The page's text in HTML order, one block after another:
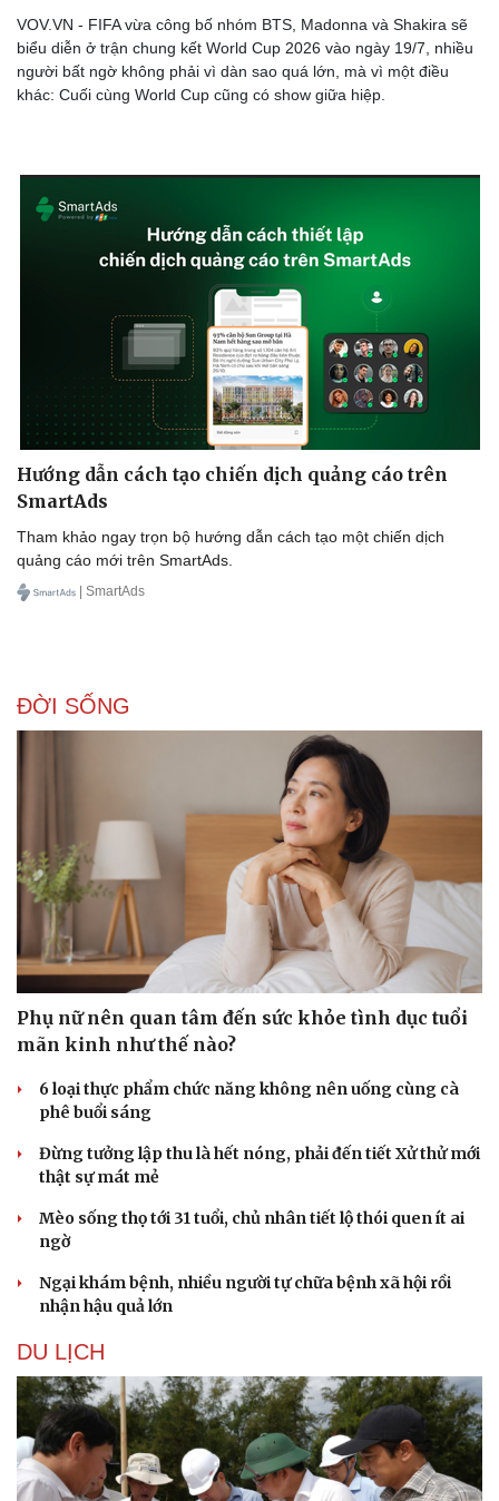
Sức khỏe
Dinh dưỡng - món ngon
Cây thuốc
Đời sống
Nhà đẹp
Blog
VOV.VN - FIFA vừa công bố nhóm BTS, Madonna và Shakira sẽ
biểu diễn ở trận chung kết World Cup 2026 vào ngày 19/7, nhiều
người bất ngờ không phải vì dàn sao quá lớn, mà vì một điều
khác: Cuối cùng World Cup cũng có show giữa hiệp.
Hướng dẫn cách tạo chiến dịch quảng cáo trên
SmartAds
Tham khảo ngay trọn bộ hướng dẫn cách tạo một chiến dịch
quảng cáo mới trên SmartAds.
| SmartAds
ĐỜI SỐNG
Phụ nữ nên quan tâm đến sức khỏe tình dục tuổi
mãn kinh như thế nào?
6 loại thực phẩm chức năng không nên uống cùng cà
phê buổi sáng
Đừng tưởng lập thu là hết nóng, phải đến tiết Xử thử mới
thật sự mát mẻ
Mèo sống thọ tới 31 tuổi, chủ nhân tiết lộ thói quen ít ai
ngờ
Ngại khám bệnh, nhiều người tự chữa bệnh xã hội rồi
nhận hậu quả lớn
DU LỊCH